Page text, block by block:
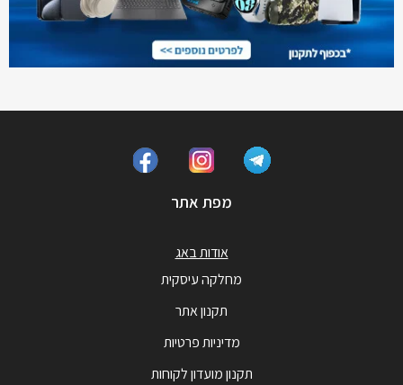
מפת אתר
אודות באג
מחלקה עיסקית
תקנון אתר
מדיניות פרטיות
תקנון מועדון לקוחות